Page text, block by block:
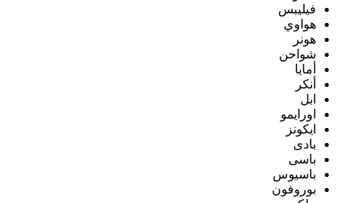
فيليبس
هواوي
هونر
شواحن
أمايا
أنكر
ابل
اورايمو
ايكونز
بادى
باسى
باسيوس
بوروفون